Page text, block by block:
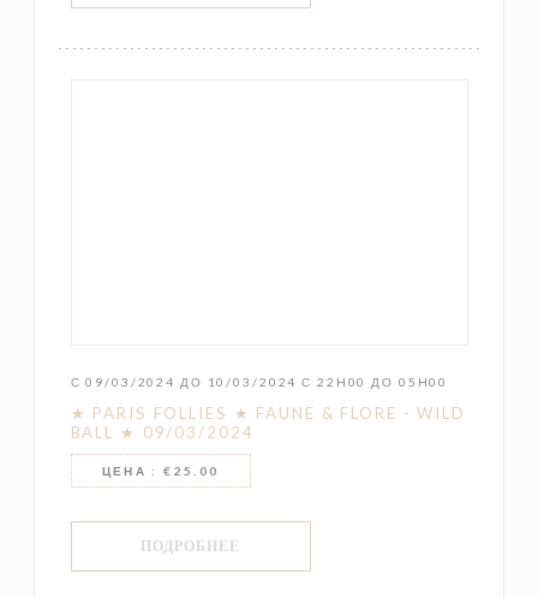
С 09/03/2024 ДО 10/03/2024 С 22H00 ДО 05H00
★ PARIS FOLLIES ★ FAUNE & FLORE - WILD
BALL ★ 09/03/2024
ЦЕНА : €25.00
ПОДРОБНЕЕ